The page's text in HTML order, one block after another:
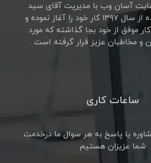
آسان وب با مدیریت آقای سید
حسین طاهرزاده از سال ۱۳۹۷ کار خود را آغاز نموده و
موفق از خود بجا گذاشته که مورد
و مخاطبان عزیز قرار گرفته است .
ساعات کاری
یا پاسخ به هر سوال ما درخدمت
شما عزیزان هستیم